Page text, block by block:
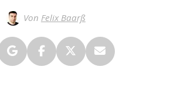
Von Felix Baarß